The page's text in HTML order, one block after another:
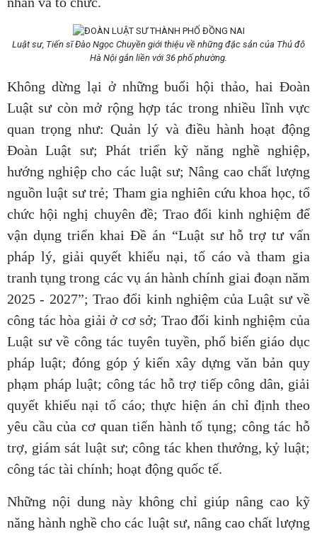
Luật sư, Tiến sĩ Đào Ngọc Chuyền giới thiệu về những đặc sản của Thủ đô
Hà Nội gắn liền với 36 phố phường.
Không dừng lại ở những buổi hội thảo, hai Đoàn
Luật sư còn mở rộng hợp tác trong nhiều lĩnh vực
quan trọng như: Quản lý và điều hành hoạt động
Đoàn Luật sư; Phát triển kỹ năng nghề nghiệp,
hướng nghiệp cho các luật sư; Nâng cao chất lượng
nguồn luật sư trẻ; Tham gia nghiên cứu khoa học, tổ
chức hội nghị chuyên đề; Trao đổi kinh nghiệm để
vận dụng triển khai Đề án “Luật sư hỗ trợ tư vấn
pháp lý, giải quyết khiếu nại, tố cáo và tham gia
tranh tụng trong các vụ án hành chính giai đoạn năm
2025 - 2027”; Trao đổi kinh nghiệm của Luật sư về
công tác hòa giải ở cơ sở; Trao đổi kinh nghiệm của
Luật sư về công tác tuyên tuyền, phổ biến giáo dục
pháp luật; đóng góp ý kiến xây dựng văn bản quy
phạm pháp luật; công tác hỗ trợ tiếp công dân, giải
quyết khiếu nại tố cáo; thực hiện án chỉ định theo
yêu cầu của cơ quan tiến hành tố tụng; công tác hỗ
trợ, giám sát luật sư; công tác khen thưởng, kỷ luật;
công tác tài chính; hoạt động quốc tế.
Những nội dung này không chỉ giúp nâng cao kỹ
năng hành nghề cho các luật sư, nâng cao chất lượng